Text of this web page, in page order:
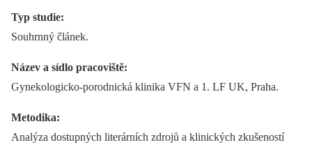
Typ studie:
Souhrnný článek.
Název a sídlo pracoviště:
Gynekologicko-porodnická klinika VFN a 1. LF UK, Praha.
Metodika:
Analýza dostupných literárních zdrojů a klinických zkušeností